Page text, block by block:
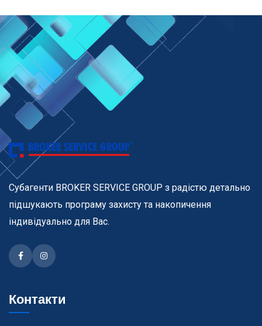
Субагенти BROKER SERVICE GROUP з радістю детально
підшукають програму захисту та накопичення
індивідуально для Вас.
FacebookInstagram
Контакти